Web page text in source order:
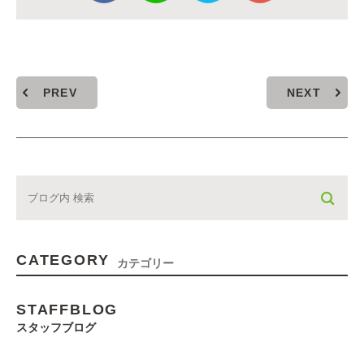
PREV NEXT
CATEGORY カテゴリー
STAFFBLOG
スタッフブログ